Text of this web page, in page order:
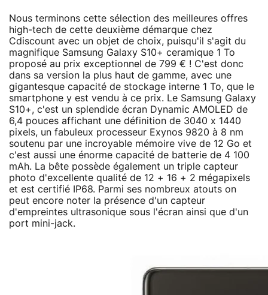
Nous terminons cette sélection des meilleures offres
high-tech de cette deuxième démarque chez
Cdiscount avec un objet de choix, puisqu'il s'agit du
magnifique Samsung Galaxy S10+ ceramique 1 To
proposé au prix exceptionnel de 799 € ! C'est donc
dans sa version la plus haut de gamme, avec une
gigantesque capacité de stockage interne 1 To, que le
smartphone y est vendu à ce prix. Le Samsung Galaxy
S10+, c'est un splendide écran Dynamic AMOLED de
6,4 pouces affichant une définition de 3040 x 1440
pixels, un fabuleux processeur Exynos 9820 à 8 nm
soutenu par une incroyable mémoire vive de 12 Go et
c'est aussi une énorme capacité de batterie de 4 100
mAh. La bête possède également un triple capteur
photo d'excellente qualité de 12 + 16 + 2 mégapixels
et est certifié IP68. Parmi ses nombreux atouts on
peut encore noter la présence d'un capteur
d'empreintes ultrasonique sous l'écran ainsi que d'un
port mini-jack.